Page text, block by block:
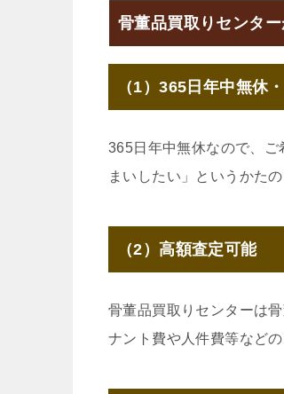
骨董品買取りセンタ
（1）365日年中無休
365日年中無休なので、
まいしたい」というかた
（2）高額査定可能
骨董品買取りセンターは
ナント費や人件費等など